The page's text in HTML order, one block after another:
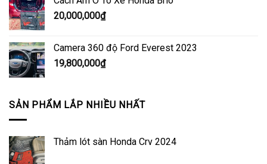
20,000,000₫
Camera 360 độ Ford Everest 2023
19,800,000₫
SẢN PHẨM LẮP NHIỀU NHẤT
Thảm lót sàn Honda Crv 2024